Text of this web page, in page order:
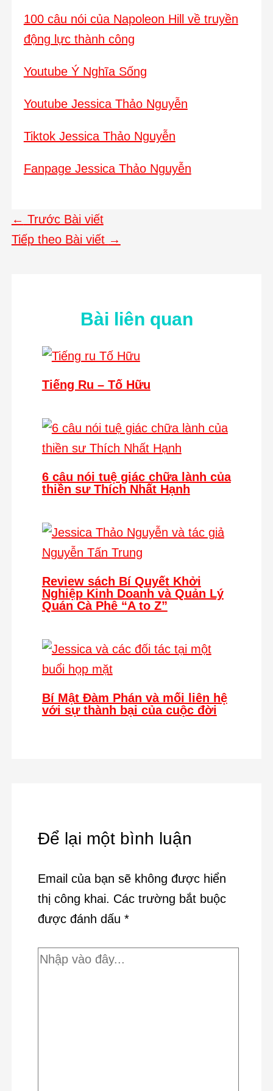
100 câu nói của Napoleon Hill về truyền
động lực thành công
Youtube Ý Nghĩa Sống
Youtube Jessica Thảo Nguyễn
Tiktok Jessica Thảo Nguyễn
Fanpage Jessica Thảo Nguyễn
← Trước Bài viết
Tiếp theo Bài viết →
Bài liên quan
Tiếng Ru – Tố Hữu
6 câu nói tuệ giác chữa lành của
thiền sư Thích Nhất Hạnh
Review sách Bí Quyết Khởi
Nghiệp Kinh Doanh và Quản Lý
Quán Cà Phê “A to Z”
Bí Mật Đàm Phán và mối liên hệ
với sự thành bại của cuộc đời
Để lại một bình luận
Email của bạn sẽ không được hiển
thị công khai. Các trường bắt buộc
được đánh dấu *
Nhập